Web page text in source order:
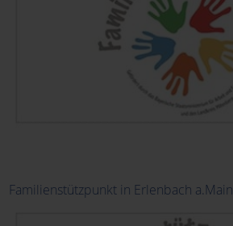
Familienstützpunkt in Erlenbach a.Main